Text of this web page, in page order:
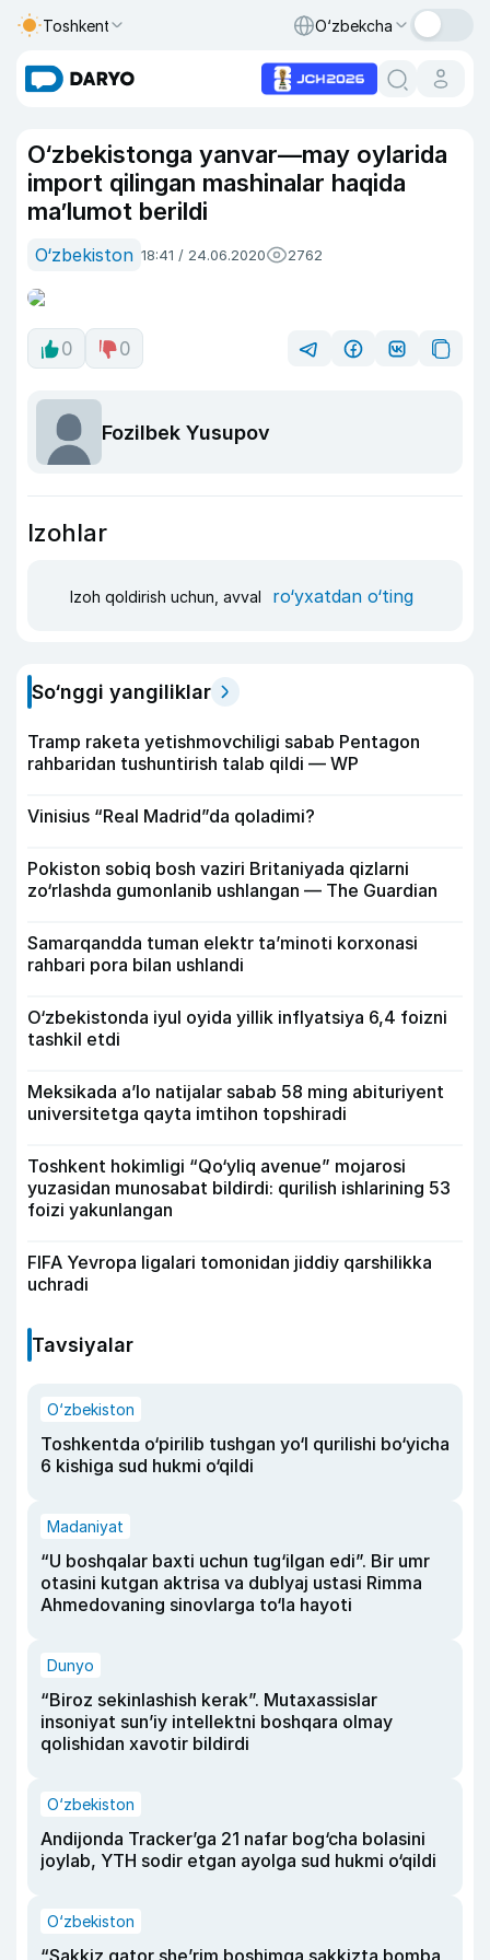
Toshkent O‘zbekcha
O‘zbekistonga yanvar—may oylarida
import qilingan mashinalar haqida
ma’lumot berildi
O‘zbekiston 18:41 / 24.06.2020 2762
0 0
Fozilbek Yusupov
Izohlar
Izoh qoldirish uchun, avval ro‘yxatdan o‘ting
So‘nggi yangiliklar
Tramp raketa yetishmovchiligi sabab Pentagon
rahbaridan tushuntirish talab qildi — WP
Vinisius “Real Madrid”da qoladimi?
Pokiston sobiq bosh vaziri Britaniyada qizlarni
zo‘rlashda gumonlanib ushlangan — The Guardian
Samarqandda tuman elektr ta’minoti korxonasi
rahbari pora bilan ushlandi
O‘zbekistonda iyul oyida yillik inflyatsiya 6,4 foizni
tashkil etdi
Meksikada a’lo natijalar sabab 58 ming abituriyent
universitetga qayta imtihon topshiradi
Toshkent hokimligi “Qo‘yliq avenue” mojarosi
yuzasidan munosabat bildirdi: qurilish ishlarining 53
foizi yakunlangan
FIFA Yevropa ligalari tomonidan jiddiy qarshilikka
uchradi
Tavsiyalar
O‘zbekiston
Toshkentda o‘pirilib tushgan yo‘l qurilishi bo‘yicha
6 kishiga sud hukmi o‘qildi
Madaniyat
“U boshqalar baxti uchun tug‘ilgan edi”. Bir umr
otasini kutgan aktrisa va dublyaj ustasi Rimma
Ahmedovaning sinovlarga to‘la hayoti
Dunyo
“Biroz sekinlashish kerak”. Mutaxassislar
insoniyat sun’iy intellektni boshqara olmay
qolishidan xavotir bildirdi
O‘zbekiston
Andijonda Tracker’ga 21 nafar bog‘cha bolasini
joylab, YTH sodir etgan ayolga sud hukmi o‘qildi
O‘zbekiston
“Sakkiz qator she’rim boshimga sakkizta bomba